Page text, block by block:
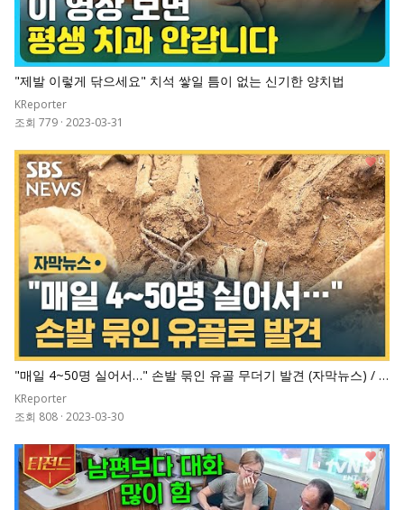
"제발 이렇게 닦으세요" 치석 쌓일 틈이 없는 신기한 양치법
KReporter
조회 779 · 2023-03-31
"매일 4~50명 실어서…" 손발 묶인 유골 무더기 발견 (자막뉴스) / S
BS
KReporter
조회 808 · 2023-03-30
0
0